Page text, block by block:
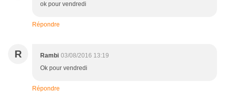
ok pour vendredi
Répondre
R Rambi 03/08/2016 13:19
Ok pour vendredi
Répondre